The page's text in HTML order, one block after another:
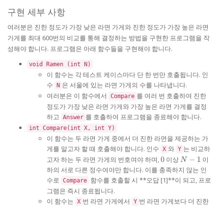
구현 세부 사항
여러분은 진한 정도가 가장 낮은 라면 가게와 진한 정도가 가장 높은 라면
가게를 최대 600번의 비교를 통해 결정하는 방법을 구현한 프로그램을 작
성해야 합니다. 프로그램은 아래 함수들을 구현해야 합니다.
void Ramen (int N)
이 함수는 각 테스트 케이스마다 단 한 번만 호출됩니다. 인
수 N 은 서울에 있는 라면 가게의 수를 나타냅니다.
여러분은 이 함수에서
Compare 를 여러 번 호출하여 진한
정도가 가장 낮은 라면 가게와 가장 높은 라면 가게를 결정
하고 Answer 를 호출하여 프로그램을 종료해야 합니다.
int Compare(int X, int Y)
이 함수는 두 라면 가게 중에서 더 진한 라면을 제공하는 가
게를 알고자 할 때 호출해야 합니다. 인수 X 와 Y 는 비교하
고자 하는 두 라면 가게의 번호여야 하며,0
0 이상 N-
1
N − 1 이
하의 서로 다른 정수여야만 합니다. 이를 충족하지 않는 인
수로 Compare 함수를 호출할 시 **오답 [1]**이 되고, 프로
그램은 즉시 종료됩니다.
이 함수는 X 번 라면 가게에서 Y 번 라면 가게보다 더 진한